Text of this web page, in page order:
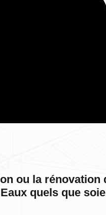
ou la rénovation
quels que